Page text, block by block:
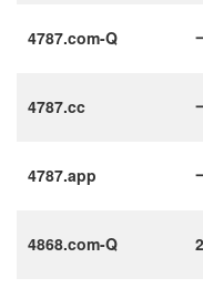
4787.com-Q
4787.cc
4787.app
4868.com-Q